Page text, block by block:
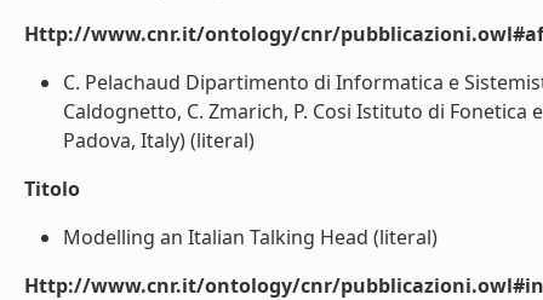
Http://www.cnr.it/ontology/cnr/
C. Pelachaud Dipartimento di Informatica e
Caldognetto, C. Zmarich, P. Cosi Istituto di Fonetica
Padova, Italy) (literal)
Titolo
Modelling an Italian Talking Head (literal)
Http://www.cnr.it/ontology/cnr/